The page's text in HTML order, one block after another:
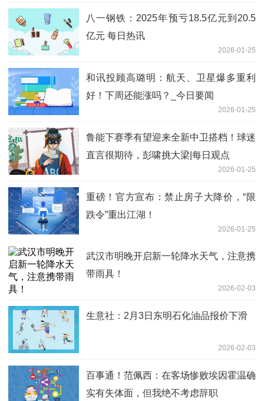
八一钢铁：2025年预亏18.5亿元到20.5
亿元 每日热讯
2026-01-25
和讯投顾高璐明：航天、卫星爆多重利
好！下周还能涨吗？_今日要闻
2026-01-25
鲁能下赛季有望迎来全新中卫搭档！球迷
直言很期待，彭啸挑大梁|每日观点
2026-01-25
重磅！官方宣布：禁止房子大降价，“限
跌令”重出江湖！
2026-01-25
武汉市明晚开启新一轮降水天气，注意携
带雨具！
2026-02-03
生意社：2月3日东明石化油品报价下滑
2026-02-03
百事通！范佩西：在客场惨败埃因霍温确
实有失体面，但我绝不考虑辞职